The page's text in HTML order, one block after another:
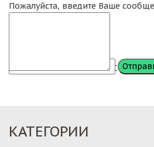
Пожалуйста, введите Ваше
КАТЕГОРИИ